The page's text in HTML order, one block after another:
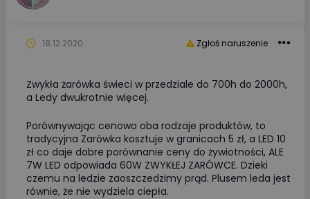
Zgłoś naruszenie
18.12.2020
Zwykła żarówka świeci w przedziale do 700h do 2000h,
a Ledy dwukrotnie więcej.
Porównywając cenowo oba rodzaje produktów, to
tradycyjna Zarówka kosztuje w granicach 5 zł, a LED 10
zł co daje dobre porównanie ceny do żywiotności, ALE
7W LED odpowiada 60W ZWYKŁEJ ZARÓWCE. Dzieki
czemu na ledzie zaoszczedzimy prąd. Plusem leda jest
równie, że nie wydziela ciepła.